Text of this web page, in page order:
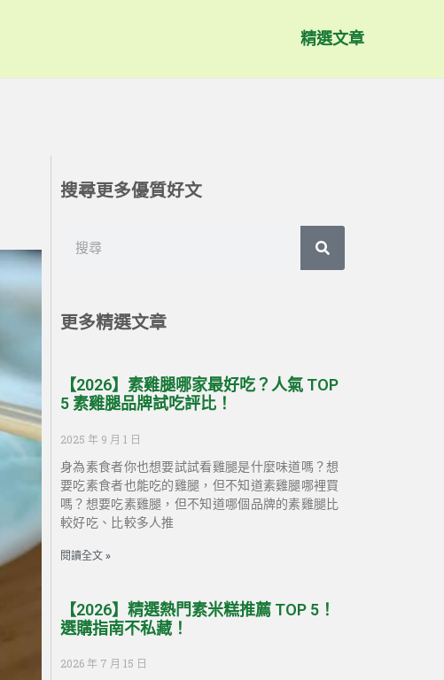
精選文章
搜尋更多優質好文
搜
尋
更多精選文章
【2026】素雞腿哪家最好吃？人氣 TOP
5 素雞腿品牌試吃評比！
2025 年 9 月 1 日
身為素食者你也想要試試看雞腿是什麼味道嗎？想
要吃素食者也能吃的雞腿，但不知道素雞腿哪裡買
嗎？想要吃素雞腿，但不知道哪個品牌的素雞腿比
較好吃、比較多人推
閱讀全文 »
【2026】精選熱門素米糕推薦 TOP 5！
選購指南不私藏！
2026 年 7 月 15 日